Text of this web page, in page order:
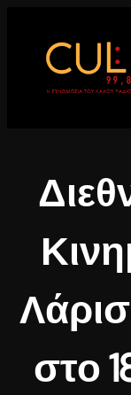
περιεχόμενο
στο